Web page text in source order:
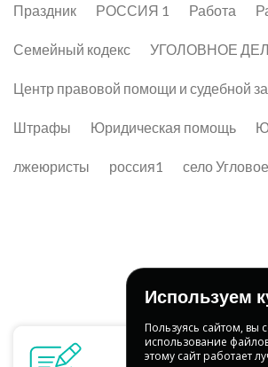
Праздник РОССИЯ 1 Работа
Семейный кодекс УГОЛОВНОЕ
Центр правовой помощи и судебной
Штрафы Юридическая помощь
лжеюристы россия1 село Угловое
Используем
Пользуясь сайтом, вы
использование
этому сайт работает